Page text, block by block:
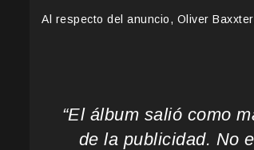
Al respecto del anuncio, Oliver
“El álbum salió como
de la publicidad. No